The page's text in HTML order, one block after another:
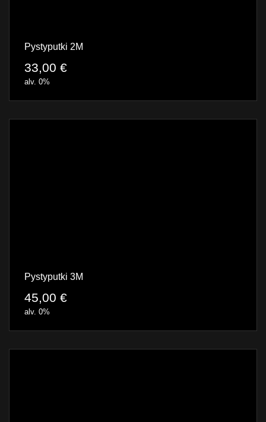
Pystyputki 2M
33,00 €
alv. 0%
Pystyputki 3M
45,00 €
alv. 0%